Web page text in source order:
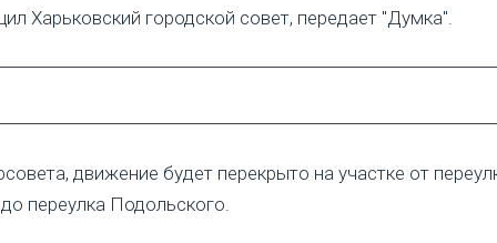
Харьковский городской совет, передает "Думка".
движение будет перекрыто на участке от
переулка Подольского.